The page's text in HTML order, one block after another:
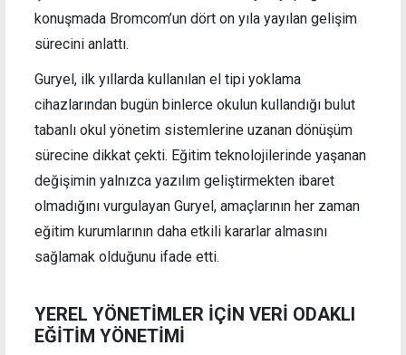
konuşmada Bromcom’un dört on yıla yayılan gelişim
sürecini anlattı.
Guryel, ilk yıllarda kullanılan el tipi yoklama
cihazlarından bugün binlerce okulun kullandığı bulut
tabanlı okul yönetim sistemlerine uzanan dönüşüm
sürecine dikkat çekti. Eğitim teknolojilerinde yaşanan
değişimin yalnızca yazılım geliştirmekten ibaret
olmadığını vurgulayan Guryel, amaçlarının her zaman
eğitim kurumlarının daha etkili kararlar almasını
sağlamak olduğunu ifade etti.
YEREL YÖNETİMLER İÇİN VERİ ODAKLI
EĞİTİM YÖNETİMİ